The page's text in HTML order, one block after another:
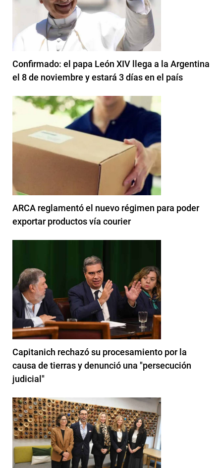
Confirmado: el papa León XIV llega a la Argentina
el 8 de noviembre y estará 3 días en el país
ARCA reglamentó el nuevo régimen para poder
exportar productos vía courier
Capitanich rechazó su procesamiento por la
causa de tierras y denunció una "persecución
judicial"